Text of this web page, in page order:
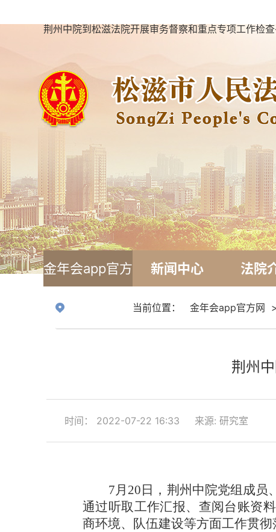
荆州中院到松滋法院开展审务督察和重点专项工作检
金年会app官方 新闻中心 法院
当前位置： 金年会app官方网 >
荆州
时间： 2022-07-22 16:33 来源: 研究室
7月20日，荆州中院党组成员
通过听取工作汇报、查阅台账资
商环境、队伍建设等方面工作贯彻